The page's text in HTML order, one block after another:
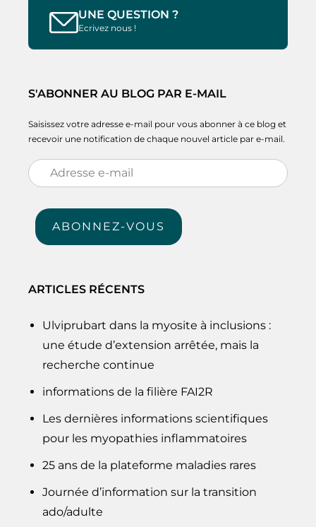
UNE QUESTION ?
Ecrivez nous !
S'ABONNER AU BLOG PAR E-MAIL
Saisissez votre adresse e-mail pour vous abonner à ce blog et
recevoir une notification de chaque nouvel article par e-mail.
Adresse
e-
mail
ABONNEZ-VOUS
ARTICLES RÉCENTS
Ulviprubart dans la myosite à inclusions :
une étude d’extension arrêtée, mais la
recherche continue
informations de la filière FAI2R
Les dernières informations scientifiques
pour les myopathies inflammatoires
25 ans de la plateforme maladies rares
Journée d’information sur la transition
ado/adulte